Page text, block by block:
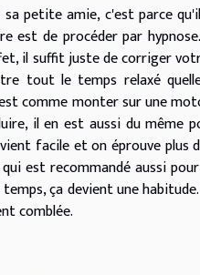
petite amie, c'est parce
de procéder par
il suffit juste de corriger
tout le temps relaxé
comme monter sur une
il en est aussi du même
facile et on éprouve plus
est recommandé aussi
ça devient une
comblée.